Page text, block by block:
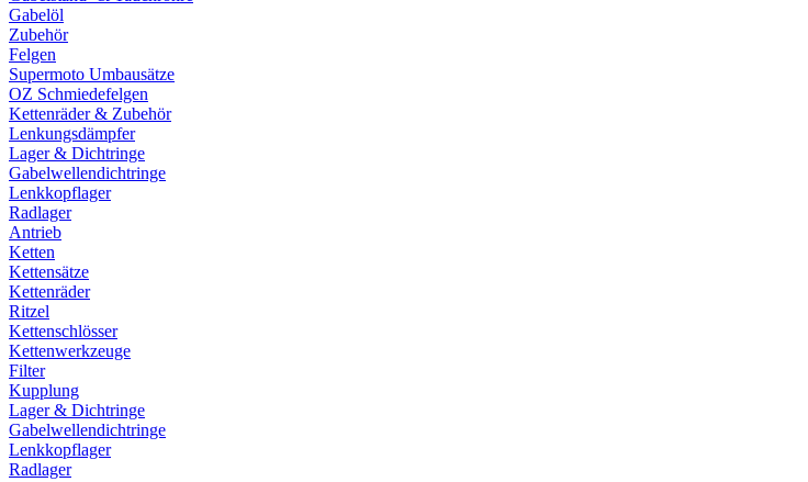
Gabelöl
Zubehör
Felgen
Supermoto Umbausätze
OZ Schmiedefelgen
Kettenräder & Zubehör
Lenkungsdämpfer
Lager & Dichtringe
Gabelwellendichtringe
Lenkkopflager
Radlager
Antrieb
Ketten
Kettensätze
Kettenräder
Ritzel
Kettenschlösser
Kettenwerkzeuge
Filter
Kupplung
Lager & Dichtringe
Gabelwellendichtringe
Lenkkopflager
Radlager